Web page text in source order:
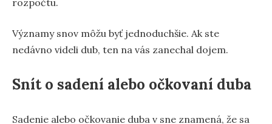
Významy snov môžu byť jednoduchšie. Ak ste
nedávno videli dub, ten na vás zanechal dojem.
Snít o sadení alebo očkovaní duba
Sadenie alebo očkovanie duba v sne znamená, že sa